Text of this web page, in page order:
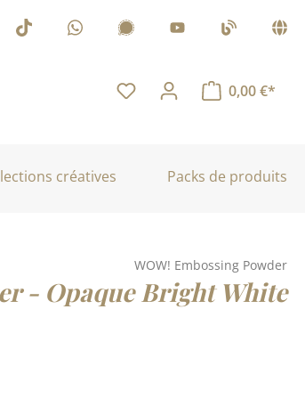
0,00 €*
créatives Packs de produits
WOW! Embossing Powder
- Opaque Bright White